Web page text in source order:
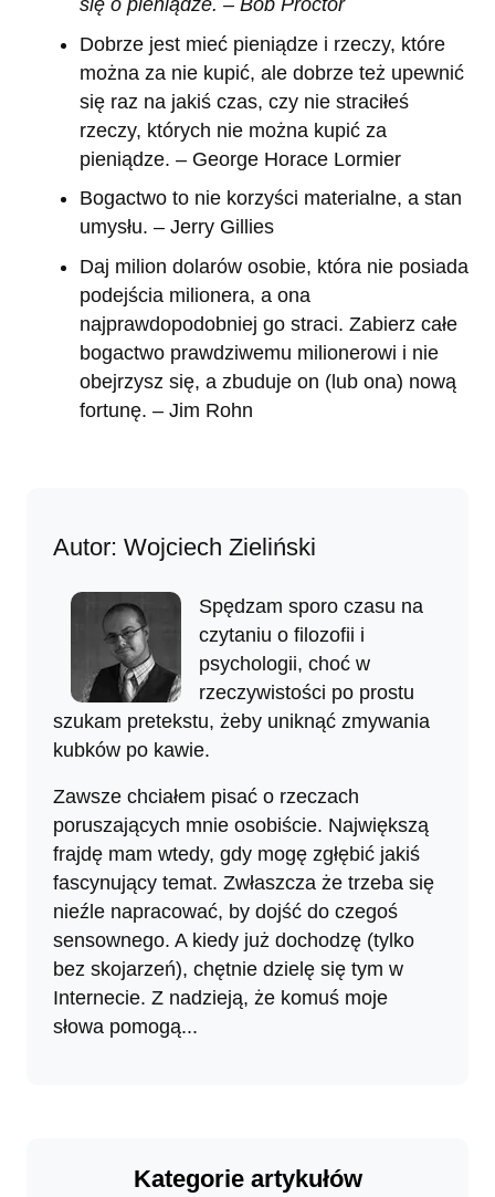
Dobrze jest mieć pieniądze i rzeczy, które
można za nie kupić, ale dobrze też upewnić
się raz na jakiś czas, czy nie straciłeś
rzeczy, których nie można kupić za
pieniądze. – George Horace Lormier
Bogactwo to nie korzyści materialne, a stan
umysłu. – Jerry Gillies
Daj milion dolarów osobie, która nie posiada
podejścia milionera, a ona
najprawdopodobniej go straci. Zabierz całe
bogactwo prawdziwemu milionerowi i nie
obejrzysz się, a zbuduje on (lub ona) nową
fortunę. – Jim Rohn
Autor: Wojciech Zieliński
Spędzam sporo czasu na
czytaniu o filozofii i
psychologii, choć w
rzeczywistości po prostu
szukam pretekstu, żeby uniknąć zmywania
kubków po kawie.
Zawsze chciałem pisać o rzeczach
poruszających mnie osobiście. Największą
frajdę mam wtedy, gdy mogę zgłębić jakiś
fascynujący temat. Zwłaszcza że trzeba się
nieźle napracować, by dojść do czegoś
sensownego. A kiedy już dochodzę (tylko
bez skojarzeń), chętnie dzielę się tym w
Internecie. Z nadzieją, że komuś moje
słowa pomogą...
Kategorie artykułów